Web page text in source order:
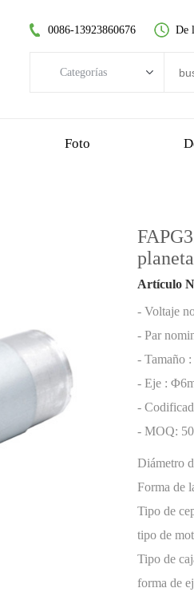
0086-13923860676 De
Categorías
motor sin escobillas sin núcleo
motorreductor de gusano
codificador
Foto
Artículo
- Voltaje
- Par
- Tamaño
- Eje :
-
- MOQ:
Diámetro
Forma de
Tipo de
tipo de
miniatura
Tipo de
forma de